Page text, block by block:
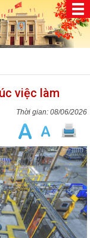
việc làm
08/06/2026